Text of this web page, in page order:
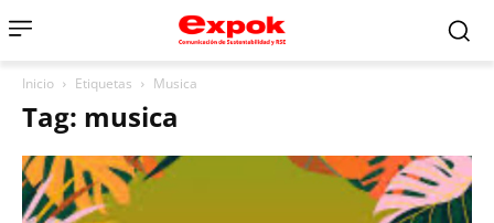
Inicio Etiquetas Musica
Tag: musica